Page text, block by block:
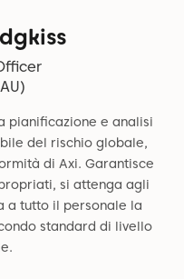
pianificazione e analisi
del rischio globale,
di Axi. Garantisce
si attenga agli
a tutto il personale la
standard di livello